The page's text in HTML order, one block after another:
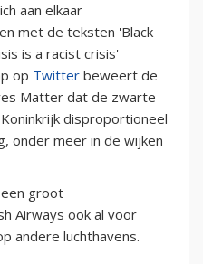
aan elkaar
met de teksten 'Black
is a racist crisis'
op Twitter beweert de
Matter dat de zwarte
disproportioneel
onder meer in de wijken
groot
Airways ook al voor
andere luchthavens.